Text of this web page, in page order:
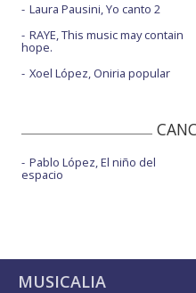
Laura Pausini, Yo canto 2
RAYE, This music may contain
hope.
Xoel López, Oniria popular
Pablo López, El niño del
espacio
MUSICALIA